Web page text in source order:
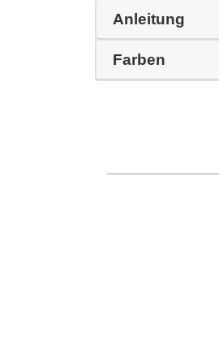
Anleitung
Farben